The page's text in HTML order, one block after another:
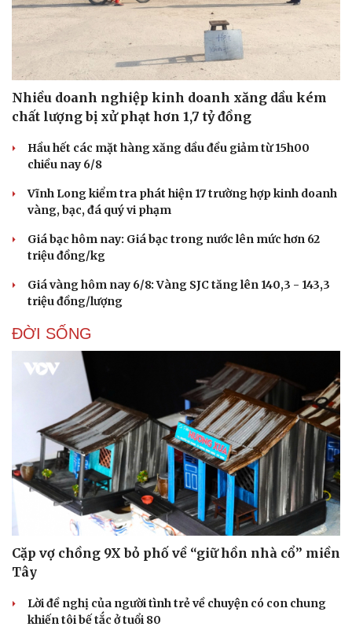
Nhiều doanh nghiệp kinh doanh xăng dầu kém
chất lượng bị xử phạt hơn 1,7 tỷ đồng
Hầu hết các mặt hàng xăng dầu đều giảm từ 15h00
chiều nay 6/8
Vĩnh Long kiểm tra phát hiện 17 trường hợp kinh doanh
vàng, bạc, đá quý vi phạm
Giá bạc hôm nay: Giá bạc trong nước lên mức hơn 62
triệu đồng/kg
Giá vàng hôm nay 6/8: Vàng SJC tăng lên 140,3 - 143,3
triệu đồng/lượng
ĐỜI SỐNG
Cặp vợ chồng 9X bỏ phố về “giữ hồn nhà cổ” miền
Tây
Lời đề nghị của người tình trẻ về chuyện có con chung
khiến tôi bế tắc ở tuổi 80